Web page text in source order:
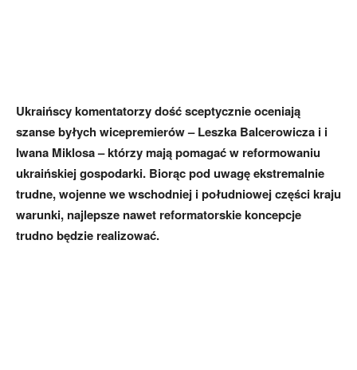
Ukraińscy komentatorzy dość sceptycznie oceniają
szanse byłych wicepremierów – Leszka Balcerowicza i i
Iwana Miklosa – którzy mają pomagać w reformowaniu
ukraińskiej gospodarki. Biorąc pod uwagę ekstremalnie
trudne, wojenne we wschodniej i południowej części kraju
warunki, najlepsze nawet reformatorskie koncepcje
trudno będzie realizować.